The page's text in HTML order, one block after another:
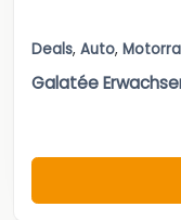
Deals, Auto,
Galatée